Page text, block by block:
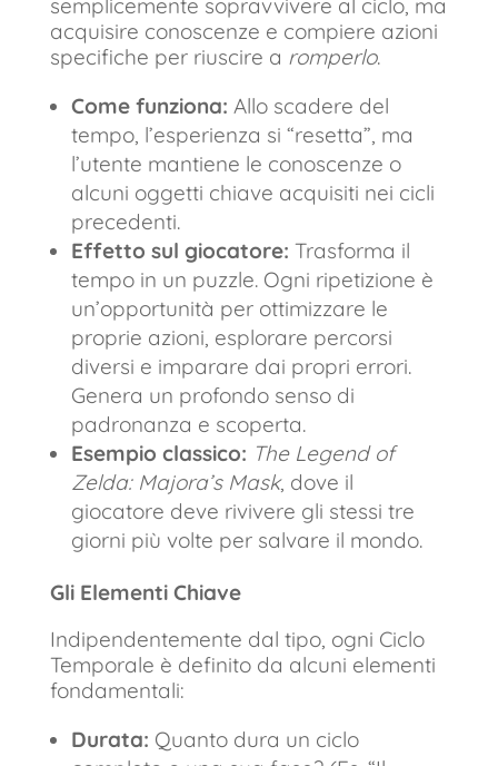
acquisire conoscenze e compiere azioni
specifiche per riuscire a romperlo.
Come funziona: Allo scadere del
tempo, l’esperienza si “resetta”, ma
l’utente mantiene le conoscenze o
alcuni oggetti chiave acquisiti nei cicli
precedenti.
Effetto sul giocatore: Trasforma il
tempo in un puzzle. Ogni ripetizione è
un’opportunità per ottimizzare le
proprie azioni, esplorare percorsi
diversi e imparare dai propri errori.
Genera un profondo senso di
padronanza e scoperta.
Esempio classico: The Legend of
Zelda: Majora’s Mask, dove il
giocatore deve rivivere gli stessi tre
giorni più volte per salvare il mondo.
Gli Elementi Chiave
Indipendentemente dal tipo, ogni Ciclo
Temporale è definito da alcuni elementi
fondamentali:
Durata: Quanto dura un ciclo